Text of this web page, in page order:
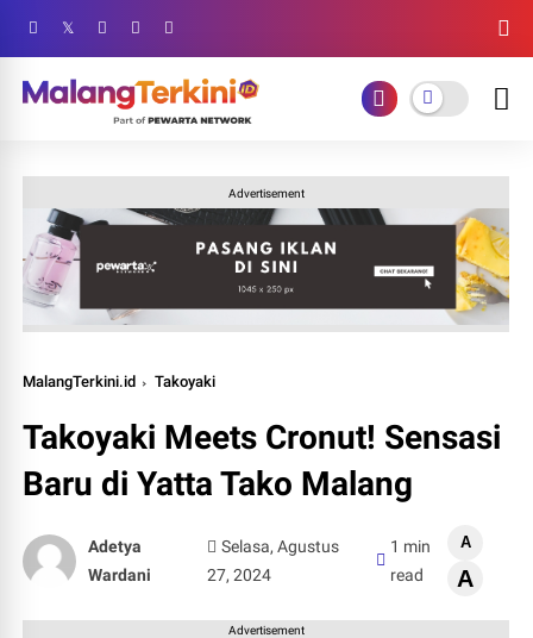
Advertisement
MalangTerkini.id Takoyaki
Takoyaki Meets Cronut! Sensasi
Baru di Yatta Tako Malang
Adetya
Wardani
Selasa, Agustus
27, 2024
1 min
read
A
A
Advertisement